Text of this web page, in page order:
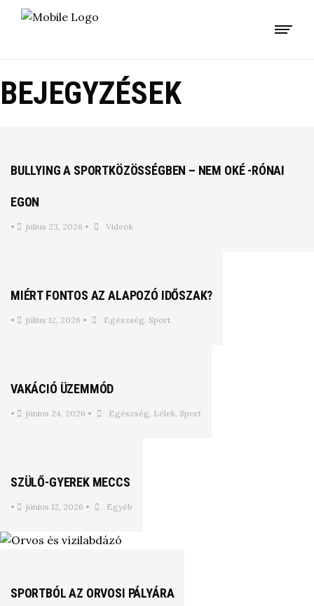
BEJEGYZÉSEK
BULLYING A SPORTKÖZÖSSÉGBEN – NEM OKÉ -RÓNAI
EGON
• július 23, 2026 • Videók
MIÉRT FONTOS AZ ALAPOZÓ IDŐSZAK?
• július 12, 2026 • Egészség, Sport
VAKÁCIÓ ÜZEMMÓD
• június 24, 2026 • Egészség, Lélek, Sport
SZÜLŐ-GYEREK MECCS
• június 12, 2026 • Egyéb
SPORTBÓL AZ ORVOSI PÁLYÁRA